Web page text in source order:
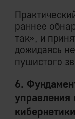
раннее
так», и
дожидаясь
пушистого
6.
управления
кибернетики